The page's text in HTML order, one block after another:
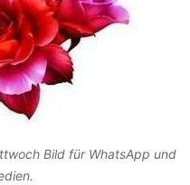
Bild für WhatsApp und